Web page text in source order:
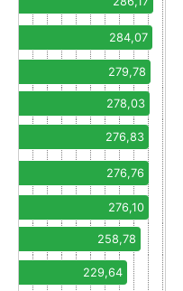
284,07
279,78
278,03
276,83
276,76
276,10
258,78
229,64